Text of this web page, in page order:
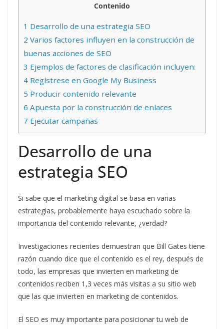
Contenido
1 Desarrollo de una estrategia SEO
2 Varios factores influyen en la construcción de
buenas acciones de SEO
3 Ejemplos de factores de clasificación incluyen:
4 Regístrese en Google My Business
5 Producir contenido relevante
6 Apuesta por la construcción de enlaces
7 Ejecutar campañas
Desarrollo de una
estrategia SEO
Si sabe que el marketing digital se basa en varias
estrategias, probablemente haya escuchado sobre la
importancia del contenido relevante, ¿verdad?
Investigaciones recientes demuestran que Bill Gates tiene
razón cuando dice que el contenido es el rey, después de
todo, las empresas que invierten en marketing de
contenidos reciben 1,3 veces más visitas a su sitio web
que las que invierten en marketing de contenidos.
El SEO es muy importante para posicionar tu web de